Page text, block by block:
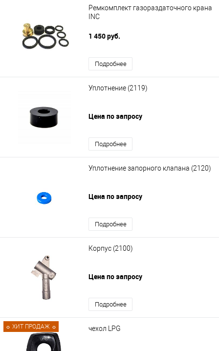
Ремкомплект газораздаточного крана
INC
1 450 руб.
Подробнее
Уплотнение (2119)
Цена по запросу
Подробнее
Уплотнение запорного клапана (2120)
Цена по запросу
Подробнее
Корпус (2100)
Цена по запросу
Подробнее
☼ ХИТ ПРОДАЖ ☼ чехол LPG